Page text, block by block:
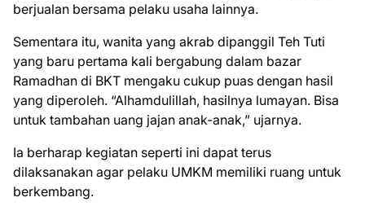
berjualan bersama pelaku usaha lainnya.
Sementara itu, wanita yang akrab dipanggil Teh Tuti
yang baru pertama kali bergabung dalam bazar
Ramadhan di BKT mengaku cukup puas dengan hasil
yang diperoleh. “Alhamdulillah, hasilnya lumayan. Bisa
untuk tambahan uang jajan anak-anak,” ujarnya.
Ia berharap kegiatan seperti ini dapat terus
dilaksanakan agar pelaku UMKM memiliki ruang untuk
berkembang.